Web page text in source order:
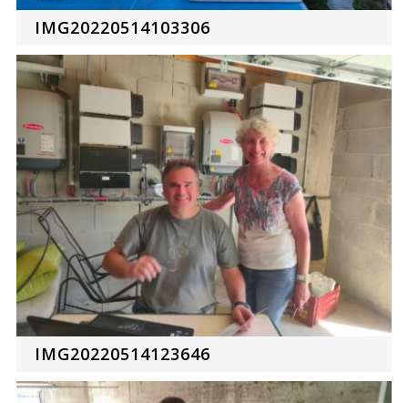
IMG20220514103306
IMG20220514123646